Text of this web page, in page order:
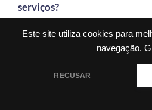
Este site utiliza cookies para
navegação.
RECUSAR
serviços?
Como posso conhecer a